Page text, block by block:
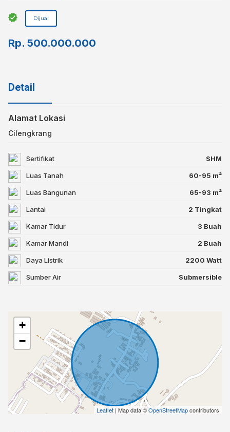
Dijual
Rp. 500.000.000
Detail
Alamat Lokasi
Cilengkrang
Sertifikat SHM
Luas Tanah 60-95 m²
Luas Bangunan 65-93 m²
Lantai 2 Tingkat
Kamar Tidur 3 Buah
Kamar Mandi 2 Buah
Daya Listrik 2200 Watt
Sumber Air Submersible
+
−
Leaflet | Map data ©OpenStreetMapcontributors